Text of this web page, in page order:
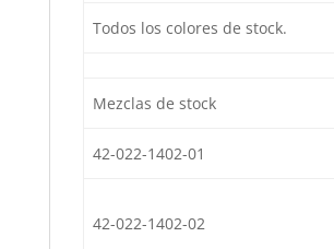
Todos los colores de stock.
Mezclas de stock
42-022-1402-01
42-022-1402-02